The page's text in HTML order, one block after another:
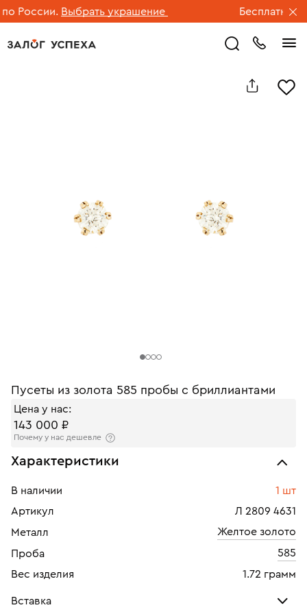
России. Выбрать украшение Бесплатная
Пусеты из золота 585 пробы с бриллиантами
Цена у нас:
143 000 ₽
Почему у нас дешевле
Характеристики
В наличии
1 шт
Артикул
Л 2809 4631
Металл
Желтое золото
Проба
585
Вес изделия
1.72 грамм
Вставка